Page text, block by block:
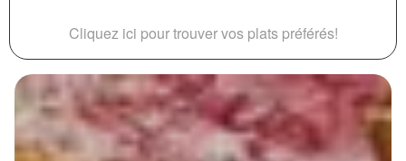
Cliquez ici pour trouver vos plats préférés!